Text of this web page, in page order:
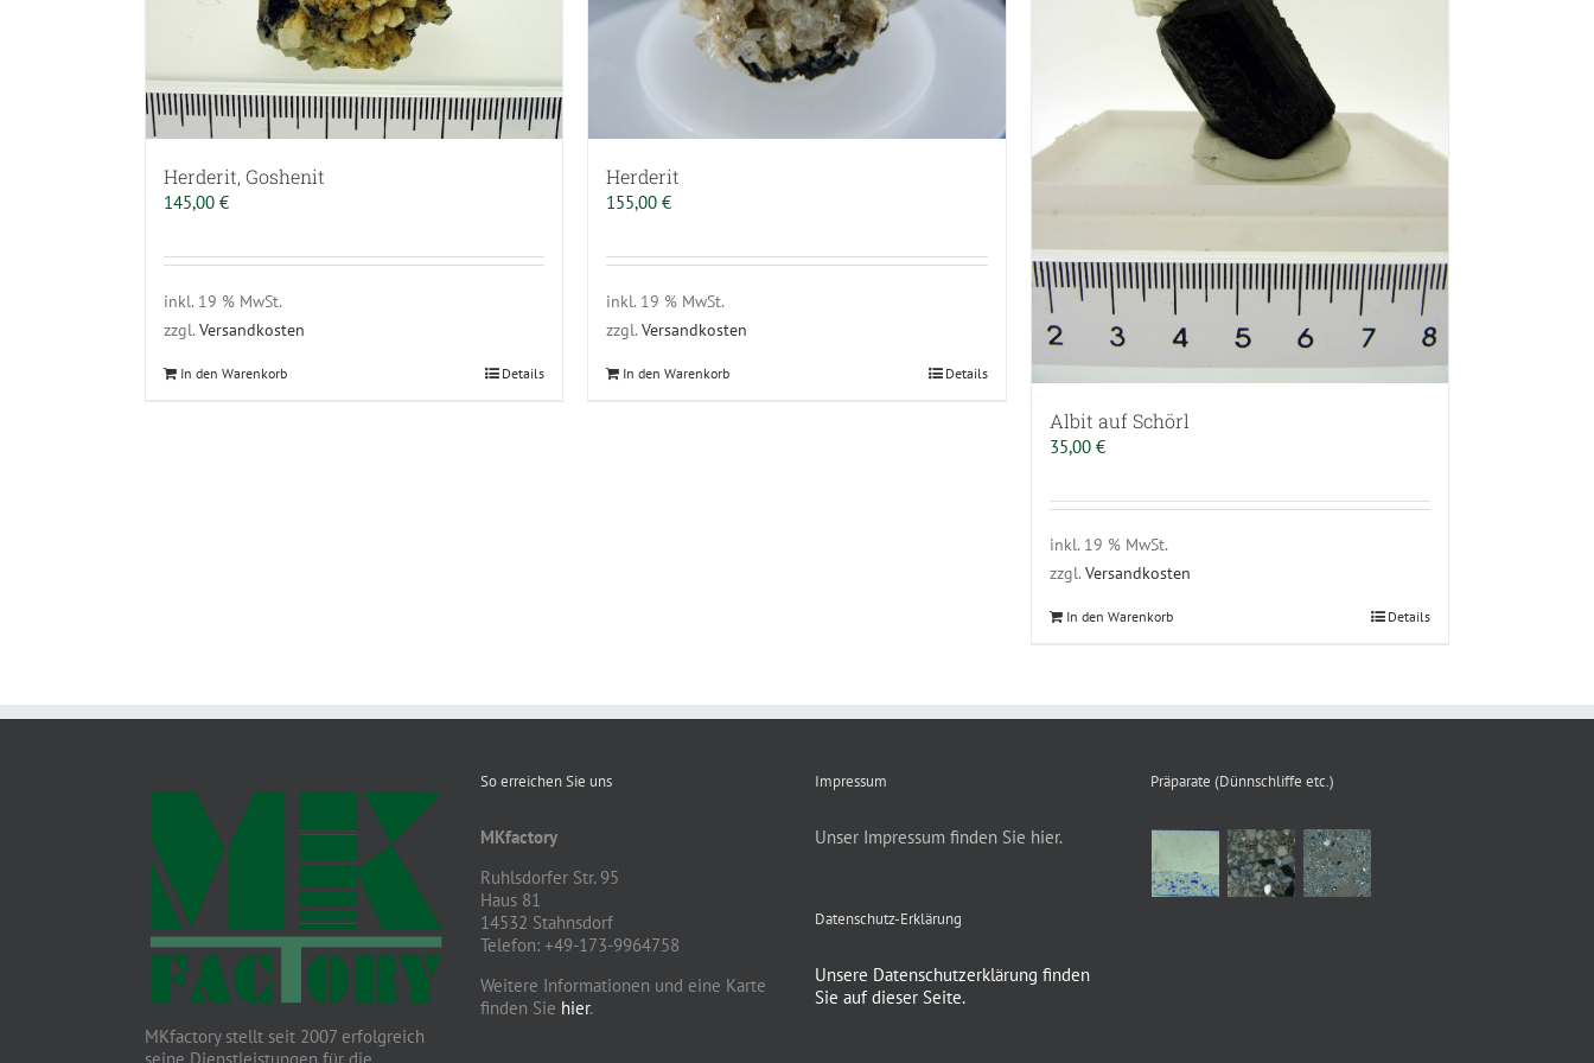
Herderit, Goshenit
145,00 €
inkl. 19 % MwSt.
zzgl. Versandkosten
In den Warenkorb Details
Herderit
155,00€
inkl. 19 % MwSt.
zzgl.Versandkosten
In den Warenkorb Details
Albit auf Schörl
35,00 €
inkl. 19 % MwSt.
zzgl. Versandkosten
In den Warenkorb Details
MKfactory stellt seit 2007 erfolgreich
So erreichen Sie uns
MKfactory
Ruhlsdorfer Str. 95
Haus 81
14532 Stahnsdorf
Telefon: +49-173-9964758
Weitere Informationen und eine Karte
finden Sie hier.
Impressum
Unser Impressum finden Sie hier.
Datenschutz-Erklärung
Unsere Datenschutzerklärung finden
Sie auf dieser Seite.
Präparate (Dünnschliffe etc.)